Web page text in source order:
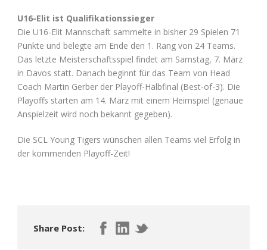
U16-Elit ist Qualifikationssieger
Die U16-Elit Mannschaft sammelte in bisher 29 Spielen 71
Punkte und belegte am Ende den 1. Rang von 24 Teams.
Das letzte Meisterschaftsspiel findet am Samstag, 7. März
in Davos statt. Danach beginnt für das Team von Head
Coach Martin Gerber der Playoff-Halbfinal (Best-of-3). Die
Playoffs starten am 14. März mit einem Heimspiel (genaue
Anspielzeit wird noch bekannt gegeben).
Die SCL Young Tigers wünschen allen Teams viel Erfolg in
der kommenden Playoff-Zeit!
Share Post: